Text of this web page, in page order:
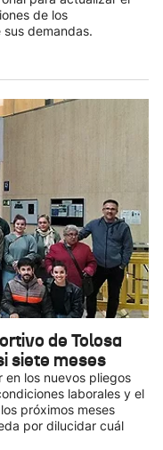
de los
demandas.
de Tolosa
siete meses
en los nuevos pliegos
laborales y el
próximos meses
por dilucidar cuál